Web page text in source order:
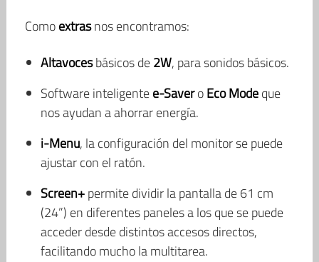
Comoextrasnos encontramos:
Altavocesbásicos de2W, para sonidos básicos.
Software inteligentee-SaveroEco Modeque
nos ayudan a ahorrar energía.
i-Menu, la configuración del monitor se puede
ajustar con el ratón.
Screen+permite dividir la pantalla de 61 cm
(24”) en diferentes paneles a los que se puede
acceder desde distintos accesos directos,
facilitando mucho la multitarea.